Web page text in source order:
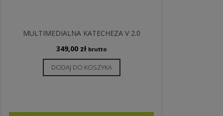
MULTIMEDIALNA KATECHEZA V 2.0
349,00 zł brutto
DODAJ DO KOSZYKA